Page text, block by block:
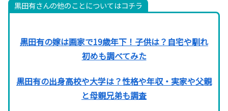
黒田有さんの他のことについてはコチラ
黒田有の嫁は画家で19歳年下！子供は？自宅や馴れ
初めも調べてみた
黒田有の出身高校や大学は？性格や年収・実家や父親
と母親兄弟も調査